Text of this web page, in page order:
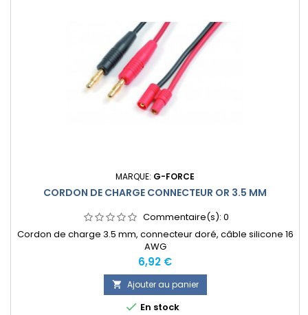
MARQUE: G-FORCE
CORDON DE CHARGE CONNECTEUR OR 3.5 MM
Commentaire(s): 0
Cordon de charge 3.5 mm, connecteur doré, câble silicone 16
AWG
Prix
6,92 €
 Ajouter au panier
 En stock